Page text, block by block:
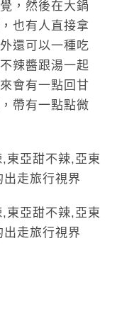
，然後在大鍋
也有人直接拿
還可以一種吃
辣醬跟湯一起
會有一點回甘
帶有一點點微